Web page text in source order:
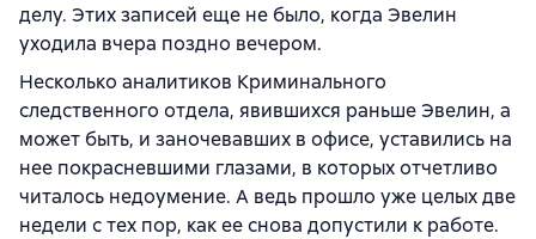
делу. Этих записей еще не было, когда Эвелин
уходила вчера поздно вечером.
Несколько аналитиков Криминального
следственного отдела, явившихся раньше Эвелин, а
может быть, и заночевавших в офисе, уставились на
нее покрасневшими глазами, в которых отчетливо
читалось недоумение. А ведь прошло уже целых две
недели с тех пор, как ее снова допустили к работе.